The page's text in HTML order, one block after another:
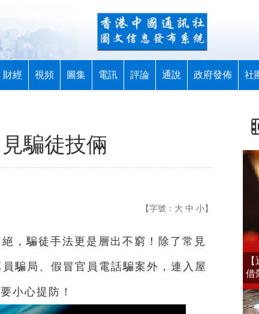
財經 視頻 圖集 電訊 評論 通說 政府發佈 社
騙徒技倆
【字號： 大 中 小】
，騙徒手法更是層出不窮！除了常見
騙局、假冒官員電話騙案外，連入屋
小心提防！
借